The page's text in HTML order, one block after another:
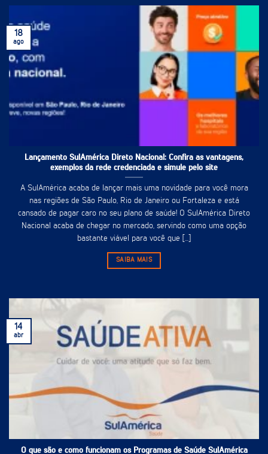
Lançamento SulAmérica Direto Nacional: Confira as vantagens,
exemplos da rede credenciada e simule pelo site
A SulAmérica acaba de lançar mais uma novidade para você mora
nas regiões de São Paulo, Rio de Janeiro ou Fortaleza e está
cansado de pagar caro no seu plano de saúde! O SulAmérica Direto
Nacional acaba de chegar no mercado, servindo como uma opção
bastante viável para você que [...]
SAIBA MAIS
18
ago
O que são e como funcionam os Programas de Saúde SulAmérica
14
abr